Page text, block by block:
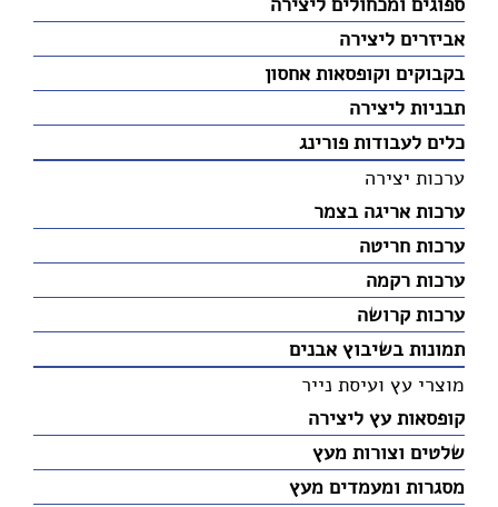
אביזרים ליצירה
בקבוקים וקופסאות אחסון
תבניות ליצירה
כלים לעבודות פורינג
ערכות יצירה
ערכות אריגה בצמר
ערכות חריטה
ערכות רקמה
ערכות קרושה
תמונות בשיבוץ אבנים
מוצרי עץ ועיסת נייר
קופסאות עץ ליצירה
שלטים וצורות מעץ
מסגרות ומעמדים מעץ